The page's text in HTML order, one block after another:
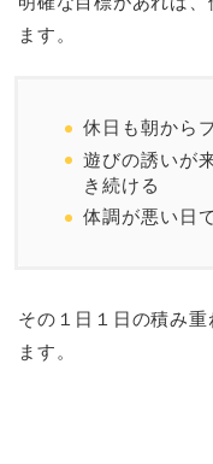
ます。
休日も朝から
遊びの誘いが
き続ける
体調が悪い日
その１日１日の積み
ます。